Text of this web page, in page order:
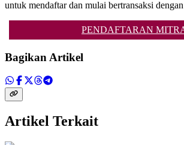
untuk mendaftar dan mulai bertransaksi
PENDAFTARAN
Bagikan Artikel
Artikel Terkait